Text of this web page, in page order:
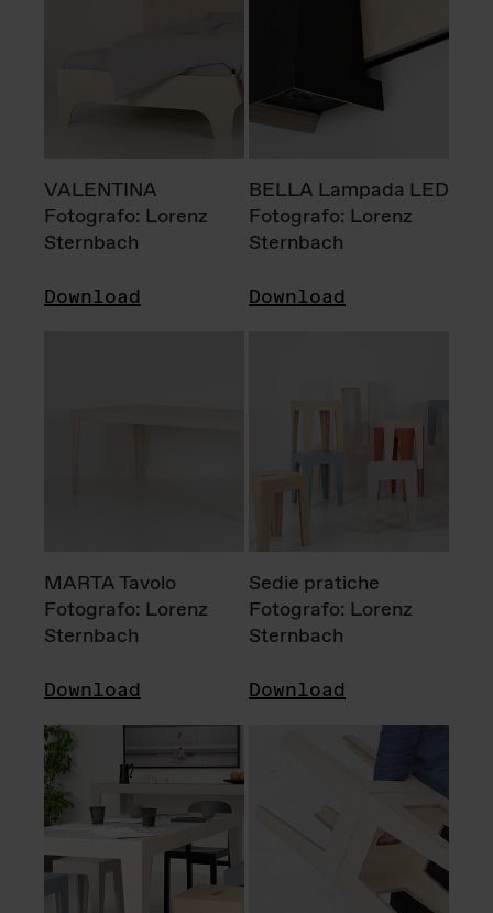
VALENTINA
Fotografo: Lorenz
Sternbach
Download
BELLA Lampada LED
Fotografo: Lorenz
Sternbach
Download
MARTA Tavolo
Fotografo: Lorenz
Sternbach
Download
Sedie pratiche
Fotografo: Lorenz
Sternbach
Download